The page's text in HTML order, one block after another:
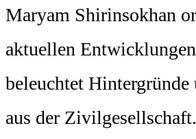
Maryam Shirinsokhan
aktuellen
beleuchtet Hintergründe
aus der Zivilgesellschaft.